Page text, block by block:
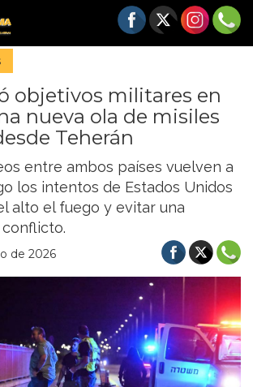
objetivos militares en
nueva ola de misiles
Teherán
entre ambos países vuelven a
los intentos de Estados Unidos
alto el fuego y evitar una
de 2026